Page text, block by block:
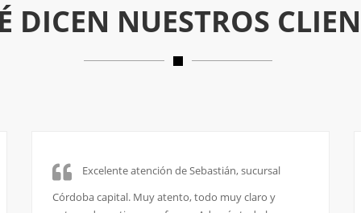
DICEN NUESTROS
Somos de Caleta Olivia - Santa Cruz y decidimos
comprar el sillón Aura que es espectacular. Fui atendida